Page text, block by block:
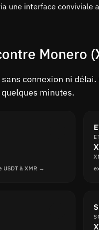
une interface conviviale
Monero
connexion ni délai.
minutes.
USDT à XMR →